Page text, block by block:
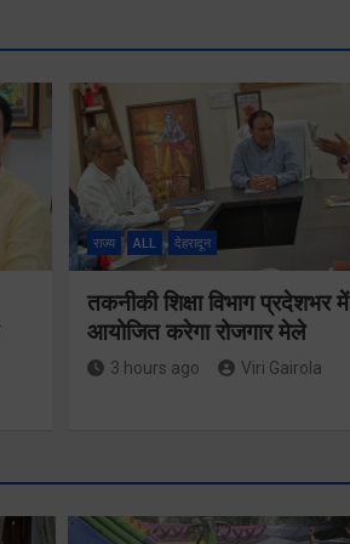
राज्य ALL देहरादून
तकनीकी शिक्षा विभाग प्रदेशभर में
आयोजित करेगा रोजगार मेले
3 hours ago Viri Gairola